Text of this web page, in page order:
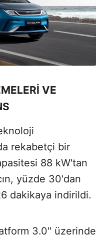
VE
rekabetçi bir
88 kW'tan
yüzde 30'dan
dakikaya indirildi.
3.0" üzerinde